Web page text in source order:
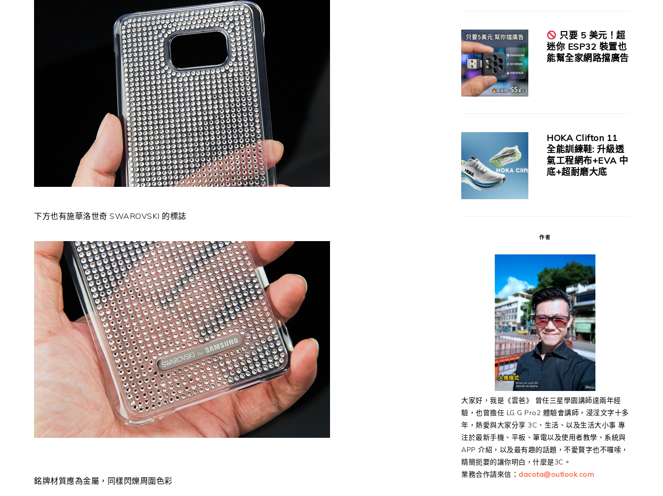
下方也有施華洛世奇 SWAROVSKI 的標誌
銘牌材質應為金屬，同樣閃爍周圍色彩
只要 5 美元！超
迷你 ESP32 裝置也
能幫全家網路擋廣告
HOKA Clifton 11
全能訓練鞋: 升級透
氣工程網布+EVA 中
底+超耐磨大底
作者
大家好，我是《雲爸》 曾任三星學園講師達兩年經
驗，也曾擔任 LG G Pro2 體驗會講師，浸淫文字十多
年，熱愛與大家分享 3C、生活、以及生活大小事 專
注於最新手機、平板、筆電以及使用者教學、系統與
APP 介紹，以及最有趣的話題，不愛贅字也不囉嗦，
精簡扼要的讓你明白，什麼是3C。
業務合作請來信： dacota@outlook.com